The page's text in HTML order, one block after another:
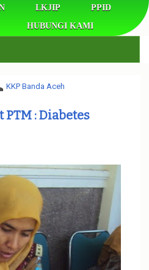
LKJIP
PPID
HUBUNGI KAMI
o
g
n
a
KKP Banda Aceh
: Diabetes